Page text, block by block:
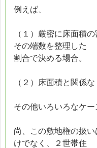
例えば、
（１）厳密に床面積
その端数を整理した
割合で決める場合。
（２）床面積と関係
その他いろいろなケー
尚、この敷地権の扱
けでなく、２世帯住